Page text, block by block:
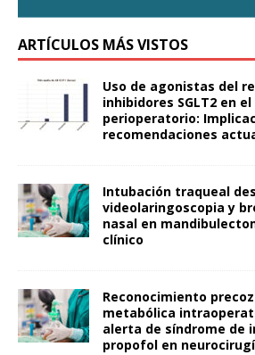
ARTÍCULOS MÁS VISTOS
Uso de agonistas del
inhibidores SGLT2 en
perioperatorio:
recomendaciones
Intubación traqueal
videolaringoscopia y
nasal en
clínico
Reconocimiento
metabólica
alerta de síndrome de
propofol en